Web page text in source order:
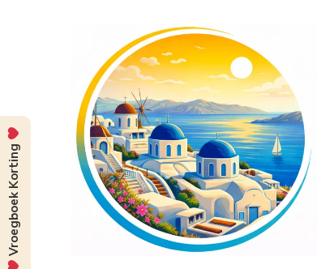
Vroegboek Korting